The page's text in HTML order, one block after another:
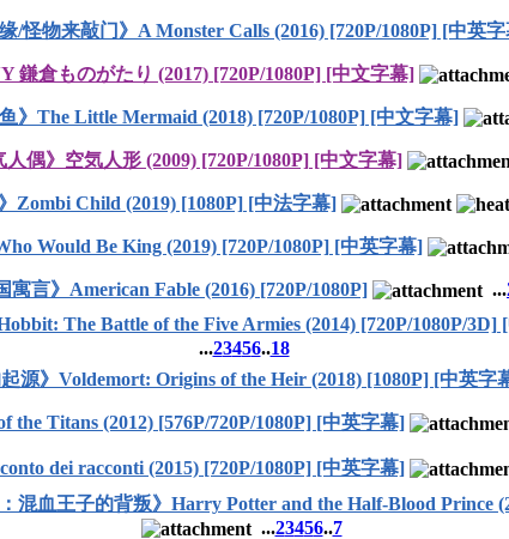
/怪物来敲门》A Monster Calls (2016) [720P/1080P] [中英
鎌倉ものがたり (2017) [720P/1080P] [中文字幕]
鱼》The Little Mermaid (2018) [720P/1080P] [中文字幕]
人偶》空気人形 (2009) [720P/1080P] [中文字幕]
Zombi Child (2019) [1080P] [中法字幕]
Would Be King (2019) [720P/1080P] [中英字幕]
寓言》American Fable (2016) [720P/1080P] ...
The Battle of the Five Armies (2014) [720P/1080P/3D]
...23456..18
源》Voldemort: Origins of the Heir (2018) [1080P] [中英字
the Titans (2012) [576P/720P/1080P] [中英字幕]
dei racconti (2015) [720P/1080P] [中英字幕]
混血王子的背叛》Harry Potter and the Half-Blood Prince
...23456..7